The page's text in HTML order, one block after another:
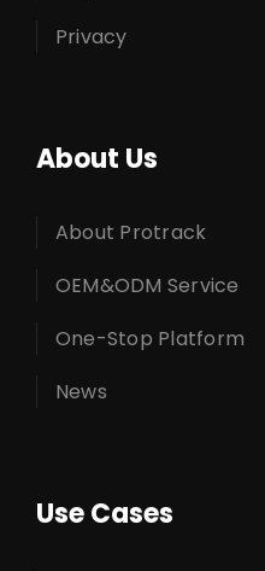
Privacy
About Us
About Protrack
OEM&ODM Service
One-Stop Platform
News
Use Cases